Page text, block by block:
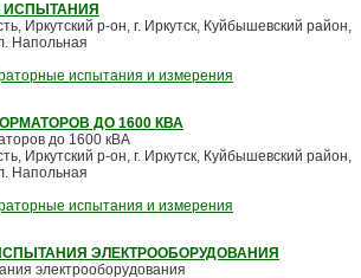
ИСПЫТАНИЯ
Иркутский р-он, г. Иркутск, Куйбышевский район,
Напольная
испытания и измерения
ДО 1600 КВА
до 1600 кВА
Иркутский р-он, г. Иркутск, Куйбышевский район,
Напольная
испытания и измерения
ЭЛЕКТРООБОРУДОВАНИЯ
электрооборудования